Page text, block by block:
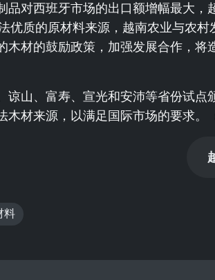
品对西班牙市场的出口额增幅最大，
优质的原材料来源，越南农业与农村
木材的鼓励政策，加强发展合作，将
谅山、富寿、宣光和安沛等省份试点
材来源，以满足国际市场的要求。
料